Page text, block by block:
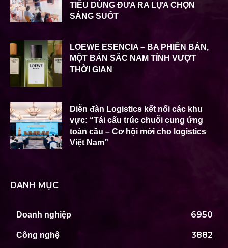
TIÊU DÙNG ĐƯA RA LỰA CHỌN
SÁNG SUỐT
LOEWE ESENCIA – BA PHIÊN BẢN,
MỘT BẢN SẮC NAM TÍNH VƯỢT
THỜI GIAN
Diễn đàn Logistics kết nối các khu
vực: “Tái cấu trúc chuỗi cung ứng
toàn cầu – Cơ hội mới cho logistics
Việt Nam”
DANH MỤC
Doanh nghiệp 6950
Công nghệ 3882